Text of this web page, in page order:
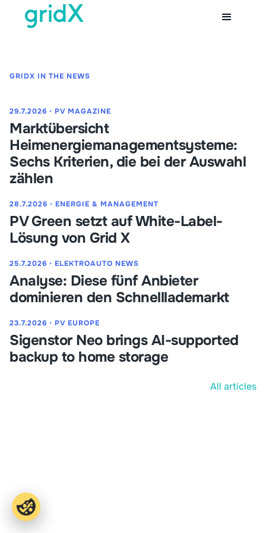
GRIDX IN THE NEWS
29.7.2026 ⋅ PV MAGAZINE
Marktübersicht
Heimenergiemanagementsysteme:
Sechs Kriterien, die bei der Auswahl
zählen
28.7.2026 ⋅ ENERGIE & MANAGEMENT
PV Green setzt auf White-Label-
Lösung von Grid X
25.7.2026 ⋅ ELEKTROAUTO NEWS
Analyse: Diese fünf Anbieter
dominieren den Schnelllademarkt
23.7.2026 ⋅ PV EUROPE
Sigenstor Neo brings AI-supported
backup to home storage
All articles